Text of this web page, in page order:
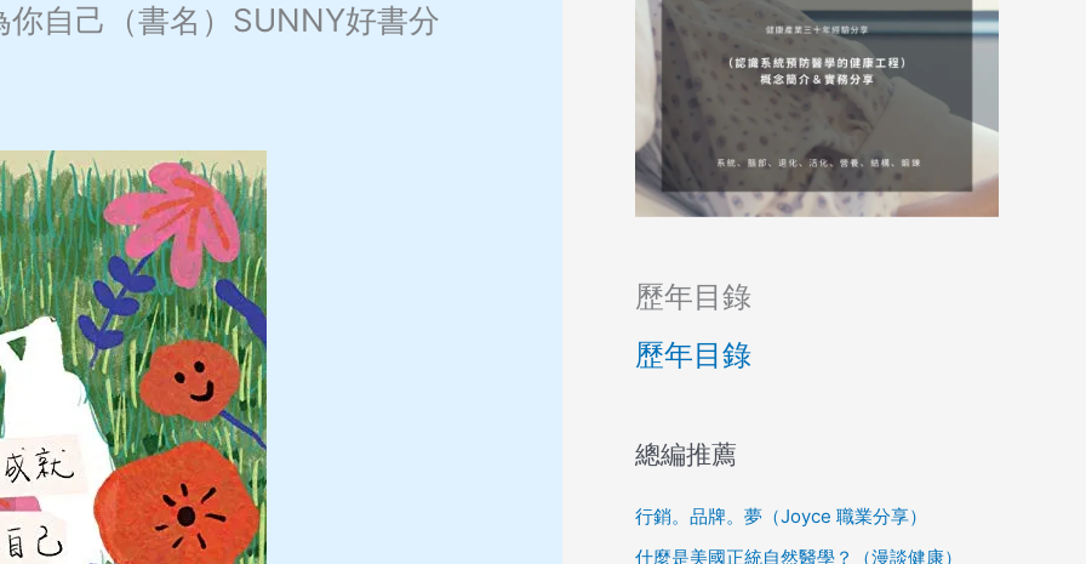
自己（書名）SUNNY好書分
歷年目錄
歷年目錄
總編推薦
行銷。品牌。夢（Joyce 職業分享）
什麼是美國正統自然醫學？（漫談健康）